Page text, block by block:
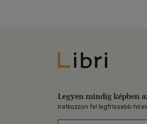
Libri
Legyen mindig képben
Iratkozzon fel legfrissebb